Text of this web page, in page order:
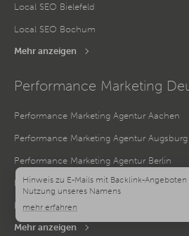
Local SEO Bielefeld
Local SEO Bochum
Mehr anzeigen
Performance Marketing
Performance Marketing Agentur Aachen
Performance Marketing Agentur Augsburg
Performance Marketing Agentur Berlin
Performance Marketing Agentur Bielefeld
Performance Marketing Agentur Bochum
Mehr anzeigen